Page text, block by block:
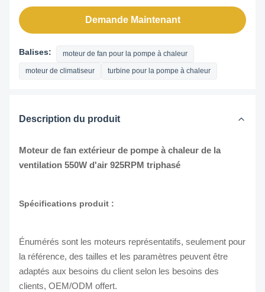
Demande Maintenant
Balises: moteur de fan pour la pompe à chaleur
moteur de climatiseur turbine pour la pompe à chaleur
Description du produit
Moteur de fan extérieur de pompe à chaleur de la
ventilation 550W d'air 925RPM triphasé
Spécifications produit :
Énumérés sont les moteurs représentatifs, seulement pour
la référence, des tailles et les paramètres peuvent être
adaptés aux besoins du client selon les besoins des
clients, OEM/ODM offert.